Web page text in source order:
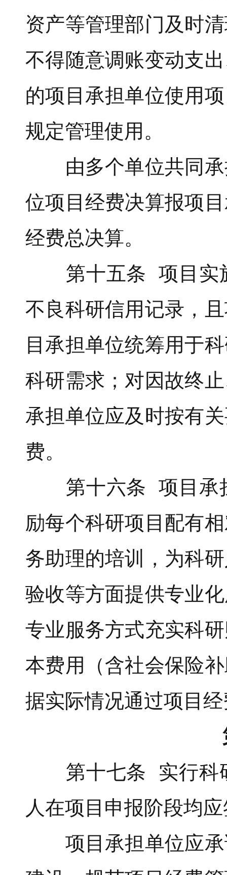
资产等管理部门及时
不得随意调账变动支
的项目承担单位使用
规定管理使用。
由多个单位共同承
位项目经费决算报项
经费总决算。
第十五条 项目实施
不良科研信用记录，
目承担单位统筹用于
科研需求；对因故终
承担单位应及时按有
费。
第十六条 项目承担
励每个科研项目配有
务助理的培训，为科
验收等方面提供专业
专业服务方式充实科
本费用（含社会保险
据实际情况通过项目
第十七条 实行科研
人在项目申报阶段均
项目承担单位应承